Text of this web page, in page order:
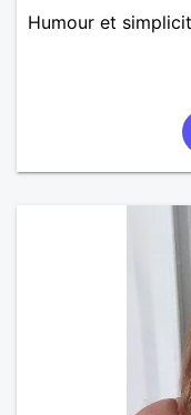
Humour et